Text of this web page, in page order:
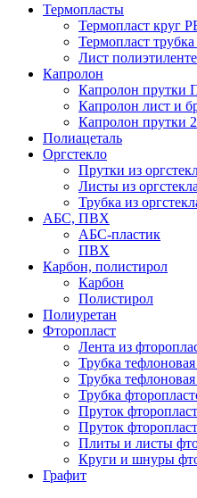
Термопласты
Термопласт круг
Термопласт
Лист
Капролон
Капролон прутки
Капролон лист и
Капролон прутки
Полиацеталь
Оргстекло
Прутки из
Листы из
Трубка из
АБС, ПВХ
АБС-пластик
ПВХ
Карбон, полистирол
Карбон
Полистирол
Полиуретан
Фторопласт
Лента из
Трубка
Трубка
Трубка
Пруток
Пруток
Плиты и листы
Круги и шнуры
Графит